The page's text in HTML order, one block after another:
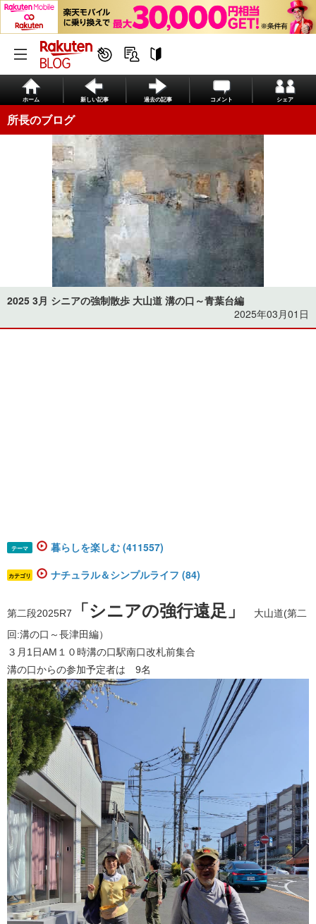
ホーム 新しい記事 過去の記事 コメント シェア
所長のブログ
2025 3月 シニアの強制散歩 大山道 溝の口～青葉台編
2025年03月01日
テーマ 暮らしを楽しむ (411557)
カテゴリ ナチュラル＆シンプルライフ (84)
第二段2025R7 「シニアの強行遠足」
大山道(第二
回:溝の口～長津田編）
３月1日AM１０時溝の口駅南口改札前集合
溝の口からの参加予定者は 9名